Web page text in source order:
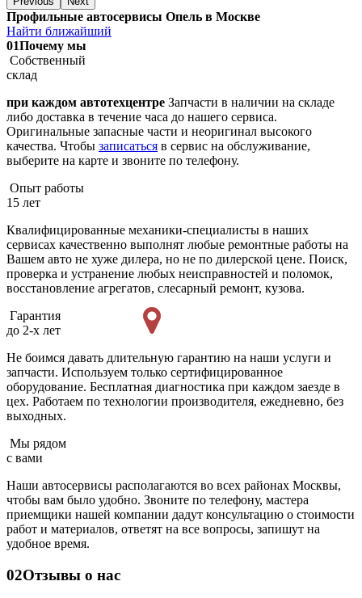
Профильные автосервисы Опель в Москве
Найти ближайший
01Почему мы
Собственный
склад
при каждом автотехцентре Запчасти в наличии на складе
либо доставка в течение часа до нашего сервиса.
Оригинальные запасные части и неоригинал высокого
качества. Чтобы записаться в сервис на обслуживание,
выберите на карте и звоните по телефону.
Опыт работы
15 лет
Квалифицированные механики-специалисты в наших
сервисах качественно выполнят любые ремонтные работы на
Вашем авто не хуже дилера, но не по дилерской цене. Поиск,
проверка и устранение любых неисправностей и поломок,
восстановление агрегатов, слесарный ремонт, кузова.
Гарантия
до 2-х лет
Не боимся давать длительную гарантию на наши услуги и
запчасти. Используем только сертифицированное
оборудование. Бесплатная диагностика при каждом заезде в
цех. Работаем по технологии производителя, ежедневно, без
выходных.
Мы рядом
с вами
Наши автосервисы располагаются во всех районах Москвы,
чтобы вам было удобно. Звоните по телефону, мастера
приемщики нашей компании дадут консультацию о стоимости
работ и материалов, ответят на все вопросы, запишут на
удобное время.
02Отзывы о нас